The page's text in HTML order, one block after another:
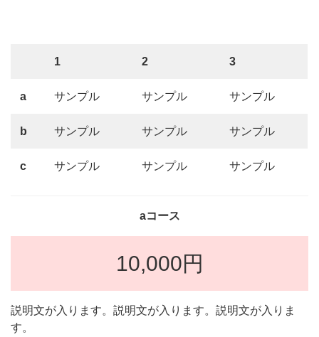
1 2 3
a サンプル サンプル サンプル
b サンプル サンプル サンプル
c サンプル サンプル サンプル
aコース
10,000円
説明文が入ります。説明文が入ります。説明文が入りま
す。